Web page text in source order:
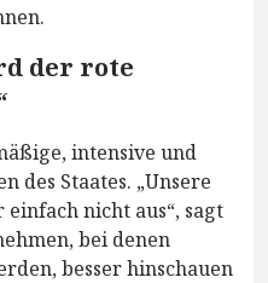
der rote
intensive und
des Staates. „Unsere
nicht aus“, sagt
bei denen
besser hinschauen